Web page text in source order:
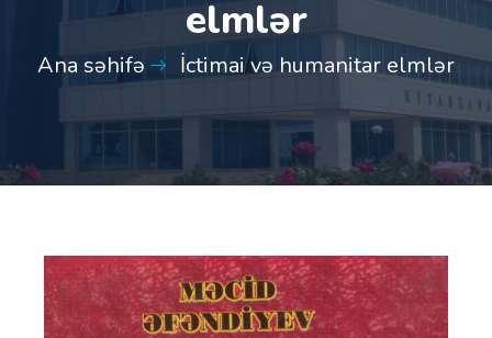
elmlər
Ana səhifə İctimai və humanitar elmlər